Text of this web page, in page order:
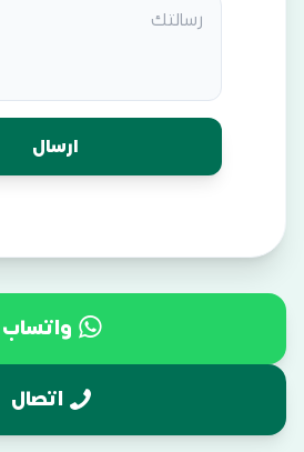
واتساب
اتصال